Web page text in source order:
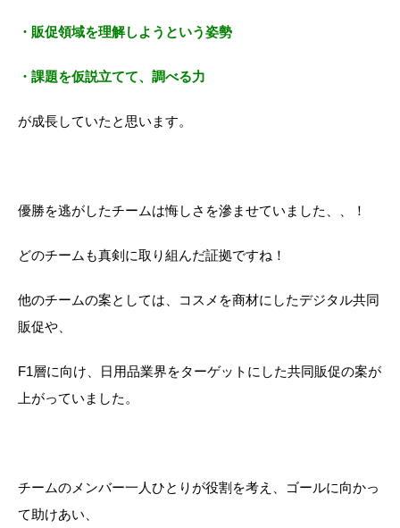
・販促領域を理解しようという姿勢
・課題を仮説立てて、調べる力
が成長していたと思います。
優勝を逃がしたチームは悔しさを滲ませていました、、！
どのチームも真剣に取り組んだ証拠ですね！
他のチームの案としては、コスメを商材にしたデジタル共同
販促や、
F1層に向け、日用品業界をターゲットにした共同販促の案が
上がっていました。
チームのメンバー一人ひとりが役割を考え、ゴールに向かっ
て助けあい、